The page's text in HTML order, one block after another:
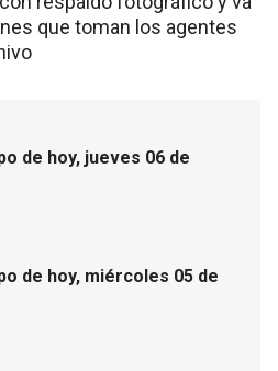
que toman los agentes
de hoy, jueves 06 de
de hoy, miércoles 05 de